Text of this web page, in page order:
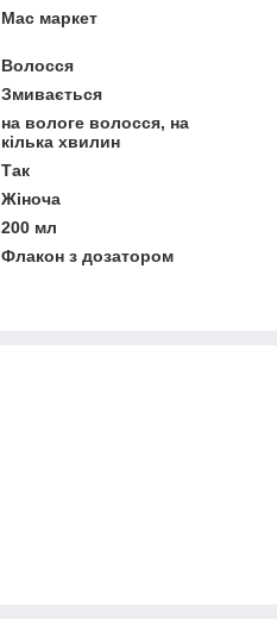
Мас маркет
Волосся
Змивається
на вологе волосся, на
кілька хвилин
Так
Жіноча
200 мл
Флакон з дозатором